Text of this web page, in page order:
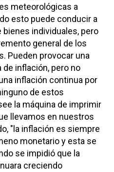
meteorológicas a
esto puede conducir a
individuales, pero
general de los
Pueden provocar una
de inflación, pero no
inflación continua por
de estos
la máquina de imprimir
llevamos en nuestros
"la inflación es siempre
monetario y esta se
se impidió que la
creciendo